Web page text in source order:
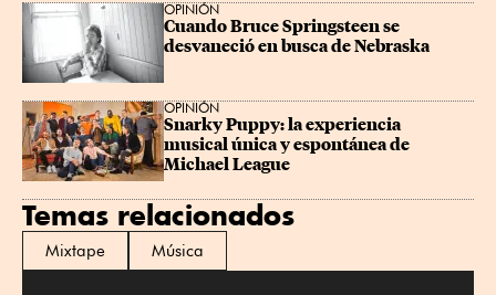
OPINIÓN
Cuando Bruce Springsteen se
desvaneció en busca de Nebraska
OPINIÓN
Snarky Puppy: la experiencia
musical única y espontánea de
Michael League
Temas relacionados
Mixtape Música